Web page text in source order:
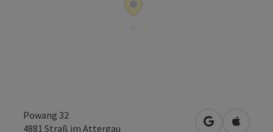
Powang 32
4881 Straß im Attergau in Google
in